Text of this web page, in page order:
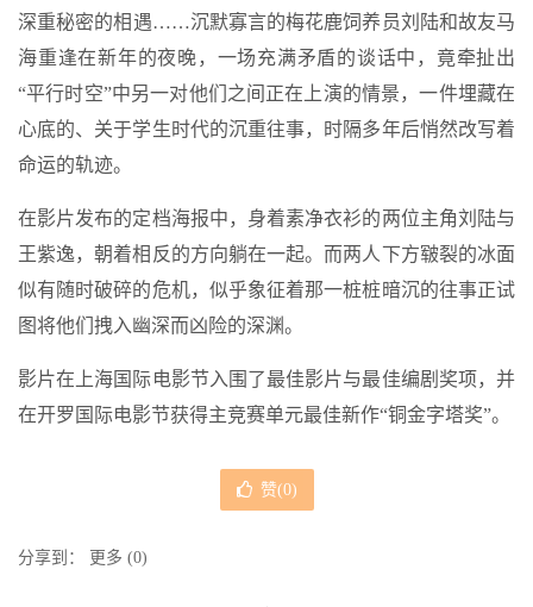
深重秘密的相遇……沉默寡言的梅花鹿饲养员刘陆和故友马
海重逢在新年的夜晚，一场充满矛盾的谈话中，竟牵扯出
“平行时空”中另一对他们之间正在上演的情景，一件埋藏在
心底的、关于学生时代的沉重往事，时隔多年后悄然改写着
命运的轨迹。
在影片发布的定档海报中，身着素净衣衫的两位主角刘陆与
王紫逸，朝着相反的方向躺在一起。而两人下方皲裂的冰面
似有随时破碎的危机，似乎象征着那一桩桩暗沉的往事正试
图将他们拽入幽深而凶险的深渊。
影片在上海国际电影节入围了最佳影片与最佳编剧奖项，并
在开罗国际电影节获得主竞赛单元最佳新作“铜金字塔奖”。
赞(0)
分享到： 更多 (0)